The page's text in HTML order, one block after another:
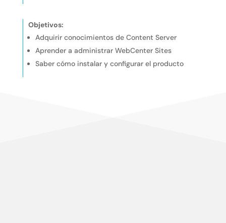
Objetivos:
Adquirir conocimientos de Content Server
Aprender a administrar WebCenter Sites
Saber cómo instalar y configurar el producto